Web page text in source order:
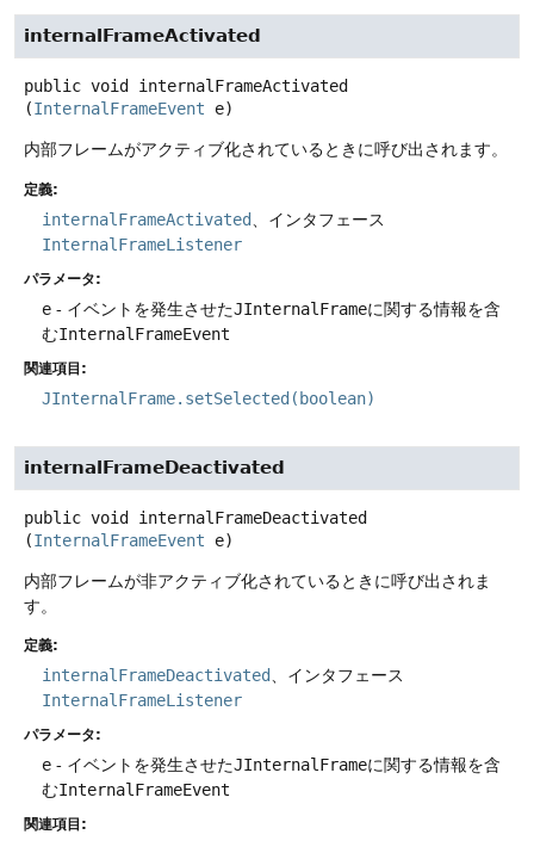
internalFrameActivated
public void
internalFrameActivated
(InternalFrameEvent e)
内部フレームがアクティブ化されているときに呼び出されます。
定義:
internalFrameActivated 、インタフェース
InternalFrameListener
パラメータ:
e - イベントを発生させたJInternalFrameに関する情報を含
むInternalFrameEvent
関連項目:
JInternalFrame.setSelected(boolean)
internalFrameDeactivated
public void
internalFrameDeactivated
(InternalFrameEvent e)
内部フレームが非アクティブ化されているときに呼び出されま
す。
定義:
internalFrameDeactivated
、インタフェース
InternalFrameListener
パラメータ:
e - イベントを発生させたJInternalFrameに関する情報を含
むInternalFrameEvent
関連項目: